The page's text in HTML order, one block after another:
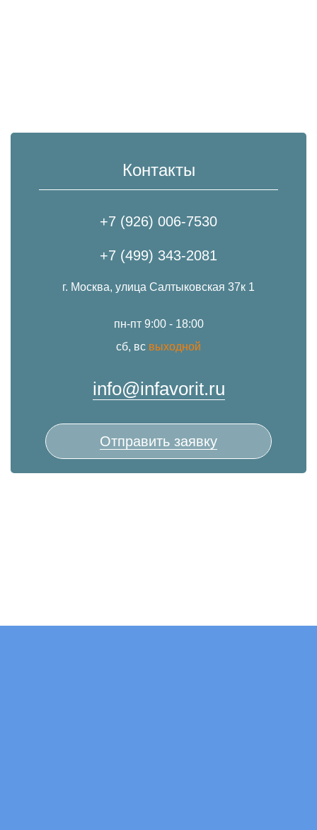
Контакты
+7 (926) 006-7530
+7 (499) 343-2081
г. Москва, улица Салтыковская 37к 1
пн-пт 9:00 - 18:00
сб, вс выходной
info@infavorit.ru
Отправить заявку